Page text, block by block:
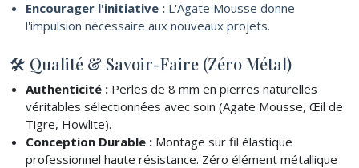
Encourager l'initiative : L'Agate Mousse donne
l'impulsion nécessaire aux nouveaux projets.
🛠 Qualité & Savoir-Faire (Zéro Métal)
Authenticité : Perles de 8 mm en pierres naturelles
véritables sélectionnées avec soin (Agate Mousse, Œil de
Tigre, Howlite).
Conception Durable : Montage sur fil élastique
professionnel haute résistance. Zéro élément métallique